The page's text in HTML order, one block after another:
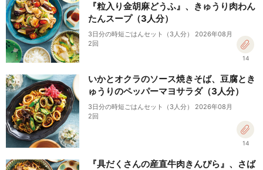
『粒入り金胡麻どうふ』、きゅうり肉わん
たんスープ（3人分）
3日分の時短ごはんセット（3人分） 2026年08月
2回
14
いかとオクラのソース焼きそば、豆腐とき
ゅうりのペッパーマヨサラダ（3人分）
3日分の時短ごはんセット（3人分） 2026年08月
2回
14
『具だくさんの産直牛肉きんぴら』、さば